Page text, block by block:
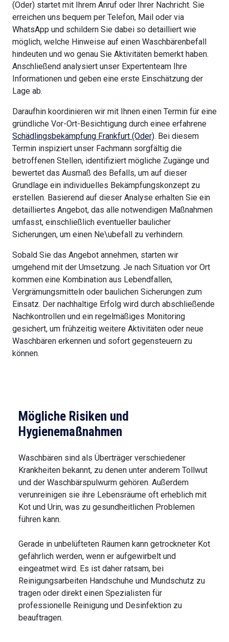
(Oder) startet mit Ihrem Anruf oder Ihrer Nachricht. Sie
erreichen uns bequem per Telefon, Mail oder via
WhatsApp und schildern Sie dabei so detailliert wie
möglich, welche Hinweise auf einen Waschbärenbefall
hindeuten und wo genau Sie Aktivitäten bemerkt haben.
Anschließend analysiert unser Expertenteam Ihre
Informationen und geben eine erste Einschätzung der
Lage ab.
Daraufhin koordinieren wir mit Ihnen einen Termin für eine
gründliche Vor-Ort-Besichtigung durch einee erfahrene
Schädlingsbekämpfung Frankfurt (Oder). Bei diesem
Termin inspiziert unser Fachmann sorgfältig die
betroffenen Stellen, identifiziert mögliche Zugänge und
bewertet das Ausmaß des Befalls, um auf dieser
Grundlage ein individuelles Bekämpfungskonzept zu
erstellen. Basierend auf dieser Analyse erhalten Sie ein
detailliertes Angebot, das alle notwendigen Maßnahmen
umfasst, einschließlich eventueller baulicher
Sicherungen, um einen Ne\ubefall zu verhindern.
Sobald Sie das Angebot annehmen, starten wir
umgehend mit der Umsetzung. Je nach Situation vor Ort
kommen eine Kombination aus Lebendfallen,
Vergrämungsmitteln oder baulichen Sicherungen zum
Einsatz. Der nachhaltige Erfolg wird durch abschließende
Nachkontrollen und ein regelmäßiges Monitoring
gesichert, um frühzeitig weitere Aktivitäten oder neue
Waschbären erkennen und sofort gegensteuern zu
können.
Mögliche Risiken und
Hygienemaßnahmen
Waschbären sind als Überträger verschiedener
Krankheiten bekannt, zu denen unter anderem Tollwut
und der Waschbärspulwurm gehören. Außerdem
verunreinigen sie ihre Lebensräume oft erheblich mit
Kot und Urin, was zu gesundheitlichen Problemen
führen kann.
Gerade in unbelüfteten Räumen kann getrockneter Kot
gefährlich werden, wenn er aufgewirbelt und
eingeatmet wird. Es ist daher ratsam, bei
Reinigungsarbeiten Handschuhe und Mundschutz zu
tragen oder direkt einen Spezialisten für
professionelle Reinigung und Desinfektion zu
beauftragen.